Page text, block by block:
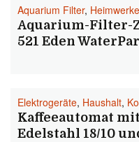
Aquarium Filter,
Aquarium-Filter-
521 Eden
Elektrogeräte, Haushalt,
Kaffeeautomat
Edelstahl 18/10